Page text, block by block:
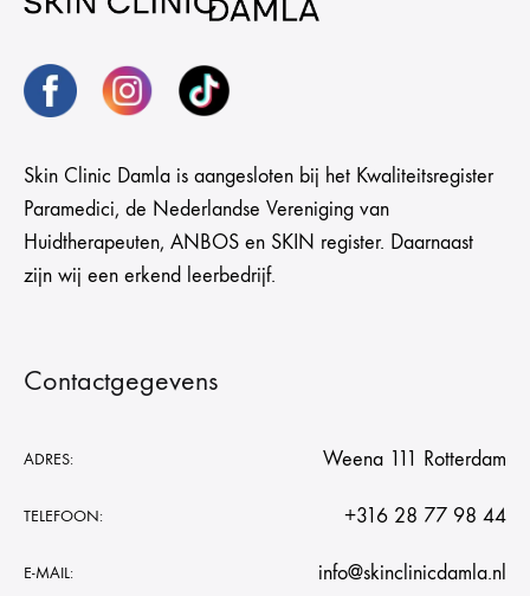
Skin Clinic Damla is aangesloten bij het Kwaliteitsregister
Paramedici, de Nederlandse Vereniging van
Huidtherapeuten, ANBOS en SKIN register. Daarnaast
zijn wij een erkend leerbedrijf.
Contactgegevens
ADRES: Weena 111 Rotterdam
TELEFOON: +316 28 77 98 44
E-MAIL: info@skinclinicdamla.nl